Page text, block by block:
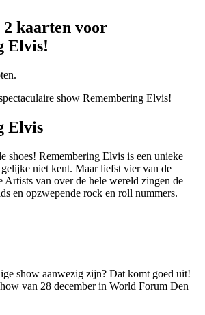
kaarten voor
Elvis!
show Remembering Elvis!
Elvis
shoes! Remembering Elvis is een unieke
niet kent. Maar liefst vier van de
Artists van over de hele wereld zingen de
en opzwepende rock en roll nummers.
show aanwezig zijn? Dat komt goed uit!
van 28 december in World Forum Den